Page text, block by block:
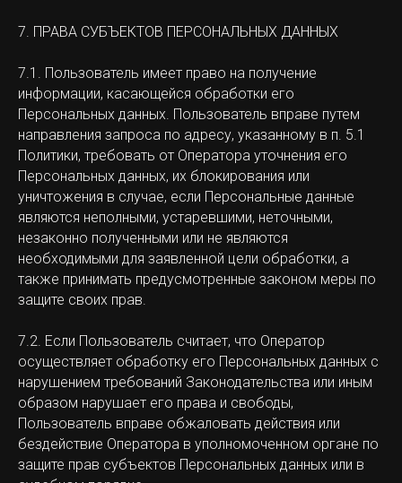
7. ПРАВА СУБЪЕКТОВ ПЕРСОНАЛЬНЫХ ДАННЫХ
7.1. Пользователь имеет право на получение
информации, касающейся обработки его
Персональных данных. Пользователь вправе путем
направления запроса по адресу, указанному в п. 5.1
Политики, требовать от Оператора уточнения его
Персональных данных, их блокирования или
уничтожения в случае, если Персональные данные
являются неполными, устаревшими, неточными,
незаконно полученными или не являются
необходимыми для заявленной цели обработки, а
также принимать предусмотренные законом меры по
защите своих прав.
7.2. Если Пользователь считает, что Оператор
осуществляет обработку его Персональных данных с
нарушением требований Законодательства или иным
образом нарушает его права и свободы,
Пользователь вправе обжаловать действия или
бездействие Оператора в уполномоченном органе по
защите прав субъектов Персональных данных или в